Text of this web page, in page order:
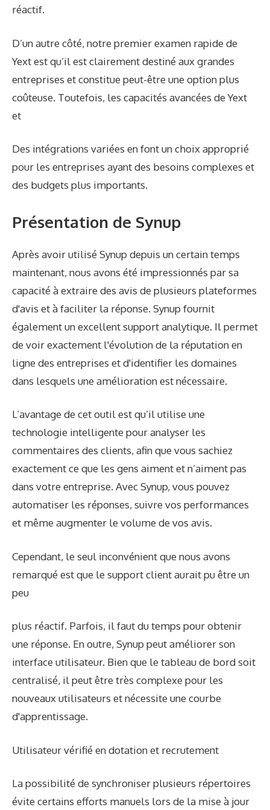
réactif.
D’un autre côté, notre premier examen rapide de
Yext est qu’il est clairement destiné aux grandes
entreprises et constitue peut-être une option plus
coûteuse. Toutefois, les capacités avancées de Yext
et
Des intégrations variées en font un choix approprié
pour les entreprises ayant des besoins complexes et
des budgets plus importants.
Présentation de Synup
Après avoir utilisé Synup depuis un certain temps
maintenant, nous avons été impressionnés par sa
capacité à extraire des avis de plusieurs plateformes
d'avis et à faciliter la réponse. Synup fournit
également un excellent support analytique. Il permet
de voir exactement l'évolution de la réputation en
ligne des entreprises et d'identifier les domaines
dans lesquels une amélioration est nécessaire.
L’avantage de cet outil est qu’il utilise une
technologie intelligente pour analyser les
commentaires des clients, afin que vous sachiez
exactement ce que les gens aiment et n’aiment pas
dans votre entreprise. Avec Synup, vous pouvez
automatiser les réponses, suivre vos performances
et même augmenter le volume de vos avis.
Cependant, le seul inconvénient que nous avons
remarqué est que le support client aurait pu être un
peu
plus réactif. Parfois, il faut du temps pour obtenir
une réponse. En outre, Synup peut améliorer son
interface utilisateur. Bien que le tableau de bord soit
centralisé, il peut être très complexe pour les
nouveaux utilisateurs et nécessite une courbe
d'apprentissage.
Utilisateur vérifié en dotation et recrutement
La possibilité de synchroniser plusieurs répertoires
évite certains efforts manuels lors de la mise à jour